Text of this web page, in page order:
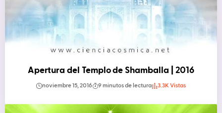
Apertura del Templo de Shamballa | 2016
noviembre 15, 2016 9 minutos de lectura 3.3K Vistas